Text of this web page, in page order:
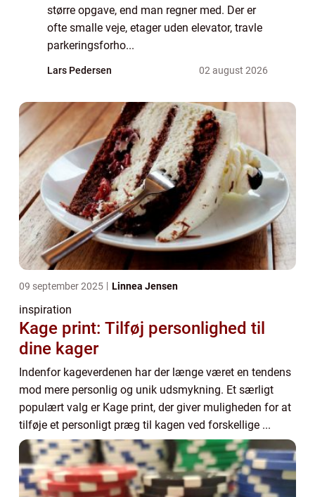
større opgave, end man regner med. Der er
ofte smalle veje, etager uden elevator, travle
parkeringsforho...
Lars Pedersen 02 august 2026
09 september 2025 Linnea Jensen
inspiration
Kage print: Tilføj personlighed til
dine kager
Indenfor kageverdenen har der længe været en tendens
mod mere personlig og unik udsmykning. Et særligt
populært valg er Kage print, der giver muligheden for at
tilføje et personligt præg til kagen ved forskellige ...